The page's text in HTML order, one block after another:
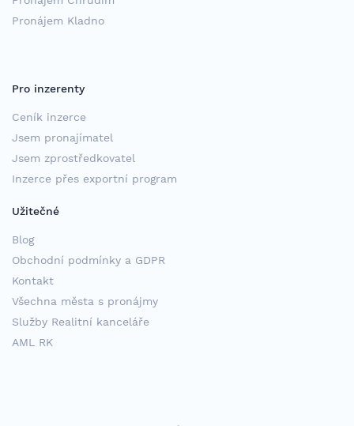
Pronájem Kladno
Pro inzerenty
Ceník inzerce
Jsem pronajímatel
Jsem zprostředkovatel
Inzerce přes exportní program
Užitečné
Blog
Obchodní podmínky a GDPR
Kontakt
Všechna města s pronájmy
Služby Realitní kanceláře
AML RK